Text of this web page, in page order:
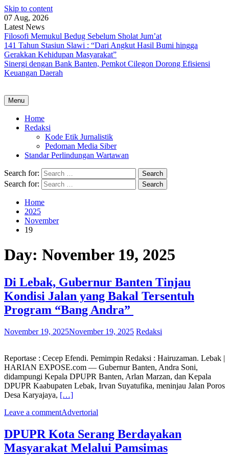
Skip to content
07 Aug, 2026
Latest News
Filosofi Memukul Bedug Sebelum Sholat Jum’at
141 Tahun Stasiun Slawi : “Dari Angkut Hasil Bumi hingga
Gerakkan Kehidupan Masyarakat”
Sinergi dengan Bank Banten, Pemkot Cilegon Dorong Efisiensi
Keuangan Daerah
Menu
Home
Redaksi
Kode Etik Jurnalistik
Pedoman Media Siber
Standar Perlindungan Wartawan
Search for:
Search for:
Home
2025
November
19
Day: November 19, 2025
Di Lebak, Gubernur Banten Tinjau
Kondisi Jalan yang Bakal Tersentuh
Program “Bang Andra”
November 19, 2025November 19, 2025 Redaksi
Reportase : Cecep Efendi. Pemimpin Redaksi : Hairuzaman. Lebak |
HARIAN EXPOSE.com — Gubernur Banten, Andra Soni,
didampungi Kepala DPUPR Banten, Arlan Marzan, dan Kepala
DPUPR Kaabupaten Lebak, Irvan Suyatufika, meninjau Jalan Poros
Desa Karyajaya, […]
Leave a commentAdvertorial
DPUPR Kota Serang Berdayakan
Masyarakat Melalui Pamsimas